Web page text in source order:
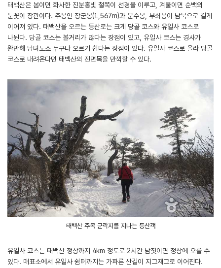
태백산은 봄이면 화사한 진분홍빛 철쭉이 선경을 이루고, 겨울이면 순백의
눈꽃이 장관이다. 주봉인 장군봉(1,567m)과 문수봉, 부쇠봉이 남북으로 길게
이어져 있다. 태백산을 오르는 등산로는 크게 당골 코스와 유일사 코스로
나뉜다. 당골 코스는 볼거리가 많다는 장점이 있고, 유일사 코스는 경사가
완만해 남녀노소 누구나 오르기 쉽다는 장점이 있다. 유일사 코스로 올라 당골
코스로 내려온다면 태백산의 진면목을 만끽할 수 있다.
태백산 주목 군락지를 지나는 등산객
유일사 코스는 태백산 정상까지 4km 정도로 2시간 남짓이면 정상에 오를 수
있다. 매표소에서 유일사 쉼터까지는 가파른 산길이 지그재그로 이어진다.